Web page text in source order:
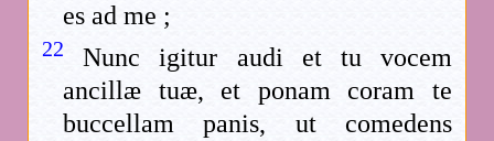
es ad me ;
22
Nunc igitur audi et tu vocem
ancillæ tuæ, et ponam coram te
buccellam panis, ut comedens